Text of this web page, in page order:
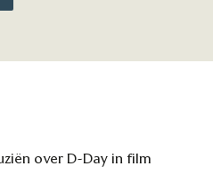
over D-Day in film